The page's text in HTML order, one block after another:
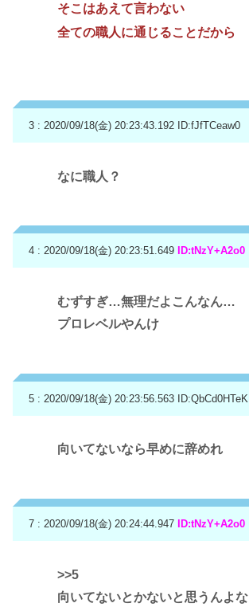
そこはあえて言わない
全ての職人に通じることだから
3 : 2020/09/18(金) 20:23:43.192 ID:fJfTCeaw0
なに職人？
4 : 2020/09/18(金) 20:23:51.649 ID:tNzY+A2o0
むずすぎ…無理だよこんなん…
プロレベルやんけ
5 : 2020/09/18(金) 20:23:56.563 ID:QbCd0HTeK
向いてないなら早めに辞めれ
7 : 2020/09/18(金) 20:24:44.947 ID:tNzY+A2o0
>>5
向いてないとかないと思うんよな